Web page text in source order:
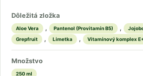
Dôležitá zložka
Aloe Vera , Pantenol (Provitamín B5) ,
Grepfruit , Limetka , Vitamínový komplex
Množstvo
250 ml